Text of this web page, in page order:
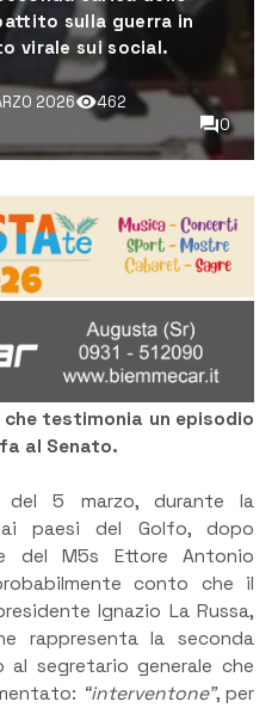
sulla guerra in
virale sui social.
2026
462
0
testimonia un episodio
al Senato.
del 5 marzo, durante la
paesi del Golfo, dopo
del M5s Ettore Antonio
conto che il
Ignazio La Russa,
rappresenta la seconda
segretario generale che
“interventone”, per